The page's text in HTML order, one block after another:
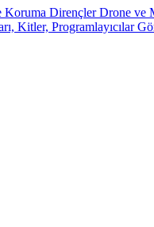
Koruma DirençlerDrone ve
Kitler, Programlayıcılar